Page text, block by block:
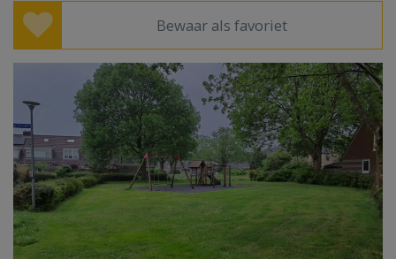
Bewaar als favoriet